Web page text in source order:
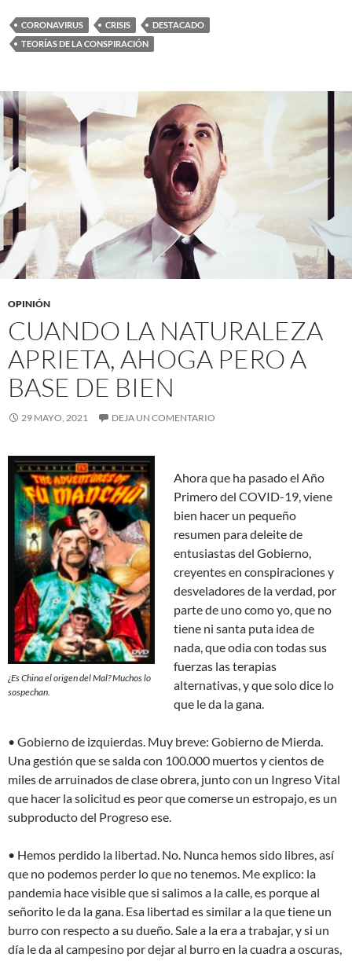
CORONAVIRUS CRISIS
DESTACADO
TEORÍAS DE LA CONSPIRACIÓN
OPINIÓN
CUANDO LA NATURALEZA
APRIETA, AHOGA PERO A
BASE DE BIEN
29 MAYO, 2021 DEJA UN COMENTARIO
¿Es China el origen del Mal? Muchos lo
sospechan.
Ahora que ha pasado el Año
Primero del COVID-19, viene
bien hacer un pequeño
resumen para deleite de
entusiastas del Gobierno,
creyentes en conspiraciones y
desveladores de la verdad, por
parte de uno como yo, que no
tiene ni santa puta idea de
nada, que odia con todas sus
fuerzas las terapias
alternativas, y que solo dice lo
que le da la gana.
• Gobierno de izquierdas. Muy breve: Gobierno de Mierda.
Una gestión que se salda con 100.000 muertos y cientos de
miles de arruinados de clase obrera, junto con un Ingreso Vital
que hacer la solicitud es peor que comerse un estropajo, es un
subproducto del Progreso ese.
• Hemos perdido la libertad. No. Nunca hemos sido libres, así
que no podemos perder lo que no tenemos. Me explico: la
pandemia hace visible que si salimos a la calle, es porque al
señorito le da la gana. Esa libertad es similar a la que tiene un
burro con respecto a su dueño. Sale a la era a trabajar, y si un
día le da al campesino por dejar al burro en la cuadra a oscuras,